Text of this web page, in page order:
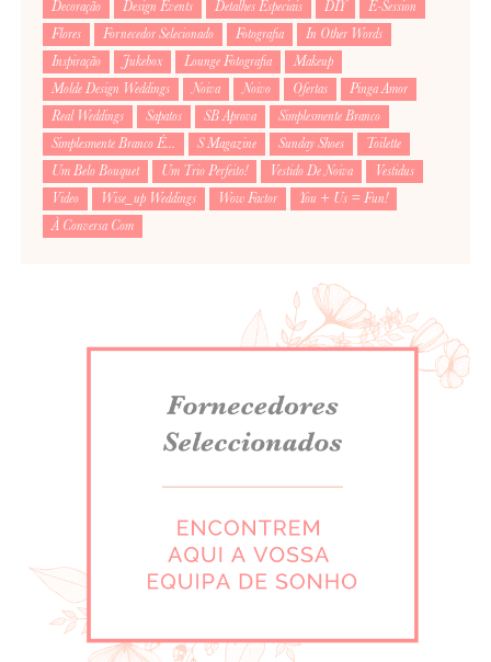
Decoração Design Events Detalhes Especiais DIY
E-Session
Flores
Fornecedor Selecionado Fotografia
In Other Words
Inspiração
Jukebox Lounge Fotografia
Makeup
Molde Design Weddings
Noiva Noivo Ofertas
Pinga Amor
Real Weddings
Sapatos SB Aprova
Simplesmente Branco
Simplesmente Branco É...
S Magazine Sunday Shoes
Toilette
Um Belo Bouquet
Um Trio Perfeito! Vestido De Noiva
Vestidus
Video
Wise_up Weddings Wow Factor
You + Us = Fun!
À Conversa Com